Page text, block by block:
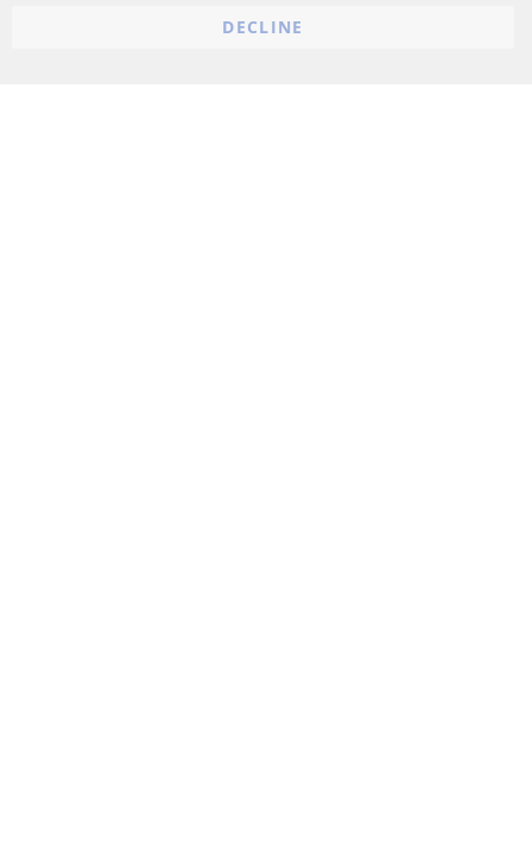
DECLINE